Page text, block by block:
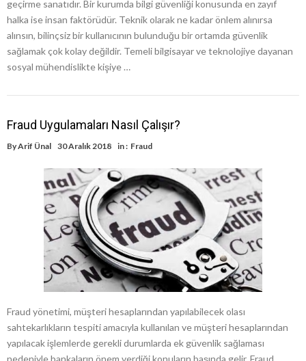
geçirme sanatıdır. Bir kurumda bilgi güvenliği konusunda en zayıf
halka ise insan faktörüdür. Teknik olarak ne kadar önlem alınırsa
alınsın, bilinçsiz bir kullanıcının bulunduğu bir ortamda güvenlik
sağlamak çok kolay değildir. Temeli bilgisayar ve teknolojiye dayanan
sosyal mühendislikte kişiye …
Fraud Uygulamaları Nasıl Çalışır?
ByArif Ünal 30 Aralık 2018 in : Fraud
Fraud yönetimi, müşteri hesaplarından yapılabilecek olası
sahtekarlıkların tespiti amacıyla kullanılan ve müşteri hesaplarından
yapılacak işlemlerde gerekli durumlarda ek güvenlik sağlaması
nedeniyle bankaların önem verdiği konuların başında gelir. Fraud